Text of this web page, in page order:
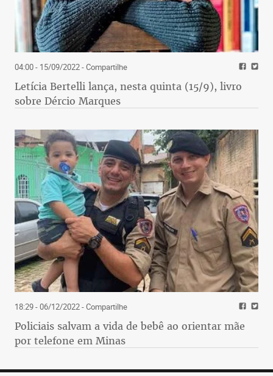
04:00 - 15/09/2022- Compartilhe
Letícia Bertelli lança, nesta quinta (15/9), livro
sobre Dércio Marques
18:29 - 06/12/2022- Compartilhe
Policiais salvam a vida de bebê ao orientar mãe
por telefone em Minas